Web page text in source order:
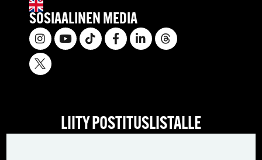
SOSIAALINEN MEDIA
LIITY POSTITUSLISTALLE